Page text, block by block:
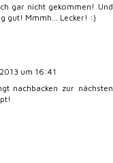
gar nicht gekommen! Und
gut! Mmmh... Lecker! :)
um 16:41
nachbacken zur nächsten